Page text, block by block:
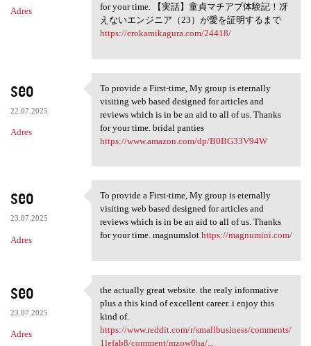
Adres
for your time. 【実話】童貞マチアプ体験記！冴
えないエンジニア（23）が愛を証明するまで
https://erokamikagura.com/24418/
seo
22.07.2025
Adres
To provide a First-time, My
To provide a First-time, My group is eternally
visiting web based designed for articles and
reviews which is in be an aid to all of us. Thanks
for your time. bridal panties
https://www.amazon.com/dp/B0BG33V94W
seo
23.07.2025
Adres
To provide a First-time, My
To provide a First-time, My group is eternally
visiting web based designed for articles and
reviews which is in be an aid to all of us. Thanks
for your time. magnumslot https://magnumini.com/
seo
23.07.2025
Adres
the actually great website.
the actually great website. the realy informative
plus a this kind of excellent career. i enjoy this
kind of.
https://www.reddit.com/r/smallbusiness/comments/
1lefab8/comment/mzow0ha/...